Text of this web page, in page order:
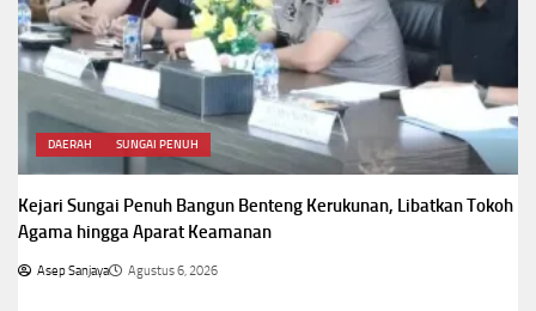
DAERAH SUNGAI PENUH
Kejari Sungai Penuh Bangun Benteng Kerukunan, Libatkan Tokoh
Agama hingga Aparat Keamanan
Asep Sanjaya Agustus 6, 2026